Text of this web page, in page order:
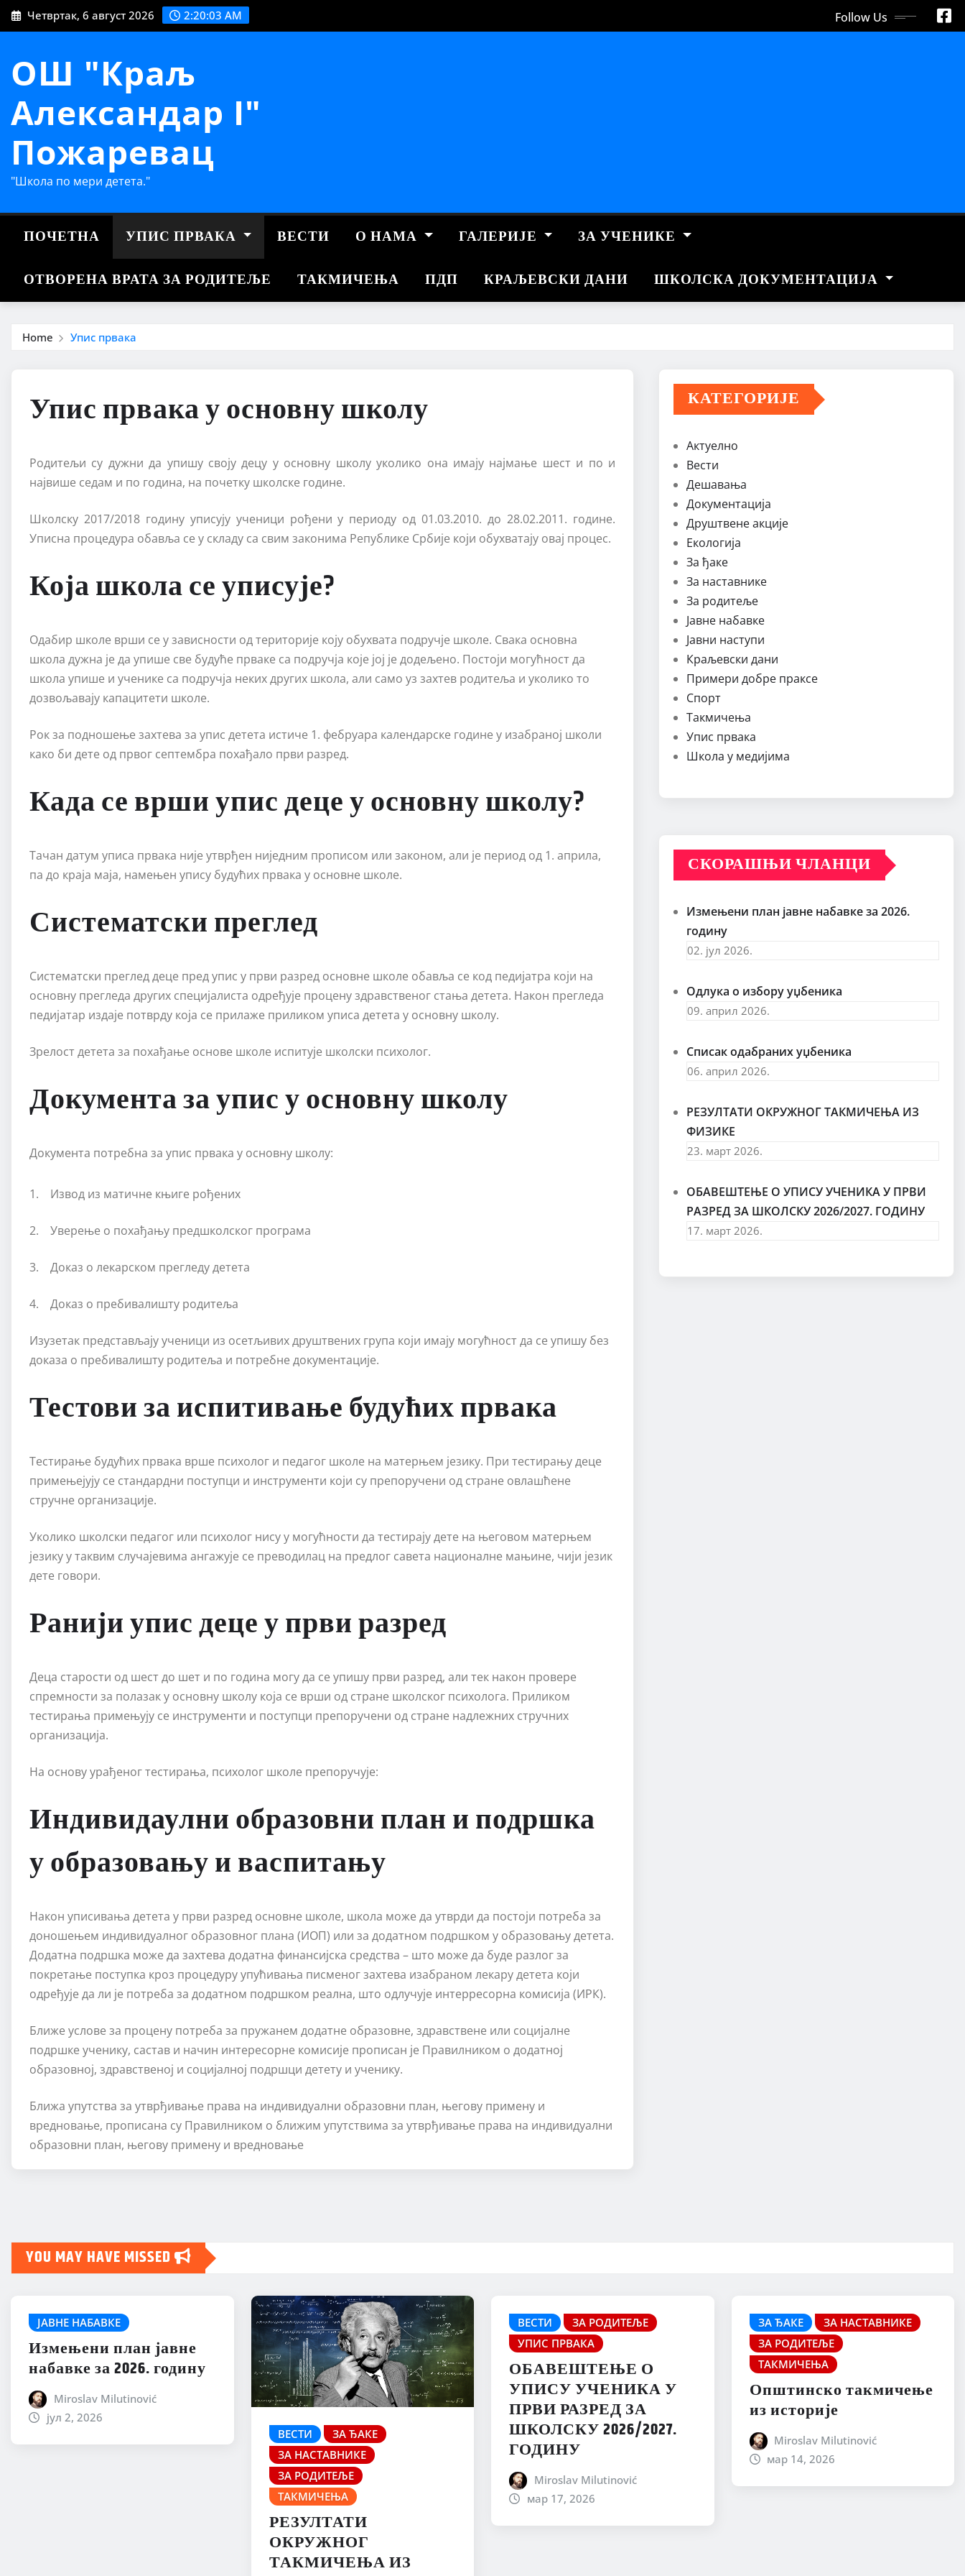
Skip
to
Четвртак, 6 август 2026 2:20:03 AM Follow Us
ОШ "Краљ
Александар I"
Пожаревац
"Школа по мери детета."
ПОЧЕТНА УПИС ПРВАКА ВЕСТИ О НАМА ГАЛЕРИЈЕ ЗА УЧЕНИКЕ
ОТВОРЕНА ВРАТА ЗА РОДИТЕЉЕ ТАКМИЧЕЊА ПДП КРАЉЕВСКИ ДАНИ ШКОЛСКА ДОКУМЕНТАЦИЈА
Home Упис првака
Упис првака у основну школу
Родитељи су дужни да упишу своју децу у основну школу уколико она имају најмање шест и по и
највише седам и по година, на почетку школске године.
Школску 2017/2018 годину уписују ученици рођени у периоду од 01.03.2010. до 28.02.2011. године.
Уписна процедура обавља се у складу са свим законима Републике Србије који обухватају овај процес.
Која школа се уписује?
Одабир школе врши се у зависности од територије коју обухвата подручје школе. Свака основна
школа дужна је да упише све будуће прваке са подручја које јој је додељено. Постоји могућност да
школа упише и ученике са подручја неких других школа, али само уз захтев родитеља и уколико то
дозвољавају капацитети школе.
Рок за подношење захтева за упис детета истиче 1. фебруара календарске године у изабраној школи
како би дете од првог септембра похађало први разред.
Када се врши упис деце у основну школу?
Тачан датум уписа првака није утврђен ниједним прописом или законом, али је период од 1. априла,
па до краја маја, намењен упису будућих првака у основне школе.
Систематски преглед
Систематски преглед деце пред упис у први разред основне школе обавља се код педијатра који на
основну прегледа других специјалиста одређује процену здравственог стања детета. Након прегледа
педијатар издаје потврду која се прилаже приликом уписа детета у основну школу.
Зрелост детета за похађање основе школе испитује школски психолог.
Документа за упис у основну школу
Документа потребна за упис првака у основну школу:
1. Извод из матичне књиге рођених
2. Уверење о похађању предшколског програма
3. Доказ о лекарском прегледу детета
4. Доказ о пребивалишту родитеља
Изузетак представљају ученици из осетљивих друштвених група који имају могућност да се упишу без
доказа о пребивалишту родитеља и потребне документације.
Тестови за испитивање будућих првака
Тестирање будућих првака врше психолог и педагог школе на матерњем језику. При тестирању деце
примењејују се стандардни поступци и инструменти који су препоручени од стране овлашћене
стручне организације.
Уколико школски педагог или психолог нису у могућности да тестирају дете на његовом матерњем
језику у таквим случајевима ангажује се преводилац на предлог савета националне мањине, чији језик
дете говори.
Ранији упис деце у први разред
Деца старости од шест до шет и по година могу да се упишу први разред, али тек након провере
спремности за полазак у основну школу која се врши од стране школског психолога. Приликом
тестирања примењују се инструменти и поступци препоручени од стране надлежних стручних
организација.
На основу урађеног тестирања, психолог школе препоручује:
Индивидаулни образовни план и подршка
у образовању и васпитању
Након уписивања детета у први разред основне школе, школа може да утврди да постоји потреба за
доношењем индивидуалног образовног плана (ИОП) или за додатном подршком у образовању детета.
Додатна подршка може да захтева додатна финансијска средства – што може да буде разлог за
покретање поступка кроз процедуру упућивања писменог захтева изабраном лекару детета који
одређује да ли је потреба за додатном подршком реална, што одлучује интерресорна комисија (ИРК).
Ближе услове за процену потреба за пружанем додатне образовне, здравствене или социјалне
подршке ученику, састав и начин интересорне комисије прописан је Правилником о додатној
образовној, здравственој и социјалној подршци детету и ученику.
Ближа упутства за утврђивање права на индивидуални образовни план, његову примену и
вредновање, прописана су Правилником о ближим упутствима за утврђивање права на индивидуални
образовни план, његову примену и вредновање
КАТЕГОРИЈЕ
Актуелно
Вести
Дешавања
Документација
Друштвене акције
Екологија
За ђаке
За наставнике
За родитеље
Јавне набавке
Јавни наступи
Краљевски дани
Примери добре праксе
Спорт
Такмичења
Упис првака
Школа у медијима
СКОРАШЊИ ЧЛАНЦИ
Измењени план јавне набавке за 2026.
годину
02. јул 2026.
Одлука о избору уџбеника
09. април 2026.
Списак одабраних уџбеника
06. април 2026.
РЕЗУЛТАТИ ОКРУЖНОГ ТАКМИЧЕЊА ИЗ
ФИЗИКЕ
23. март 2026.
ОБАВЕШТЕЊЕ О УПИСУ УЧЕНИКА У ПРВИ
РАЗРЕД ЗА ШКОЛСКУ 2026/2027. ГОДИНУ
17. март 2026.
YOU MAY HAVE MISSED
ЈАВНЕ НАБАВКЕ
Измењени план јавне
набавке за 2026. годину
Miroslav Milutinović
јул 2, 2026
ВЕСТИ
ЗА ЂАКЕ
ЗА НАСТАВНИКЕ
ЗА РОДИТЕЉЕ
ТАКМИЧЕЊА
РЕЗУЛТАТИ
ОКРУЖНОГ
ТАКМИЧЕЊА ИЗ
ВЕСТИ
ЗА РОДИТЕЉЕ
УПИС ПРВАКА
ОБАВЕШТЕЊЕ О
УПИСУ УЧЕНИКА У
ПРВИ РАЗРЕД ЗА
ШКОЛСКУ 2026/2027.
ГОДИНУ
Miroslav Milutinović
мар 17, 2026
ЗА ЂАКЕ
ЗА НАСТАВНИКЕ
ЗА РОДИТЕЉЕ
ТАКМИЧЕЊА
Општинско такмичење
из историје
Miroslav Milutinović
мар 14, 2026